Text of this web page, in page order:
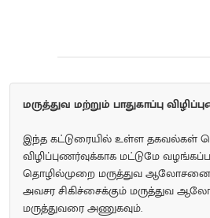
மருத்துவ மற்றும் பாதுகாப்பு
இந்த கட்டுரையில் உள்ள தகவல்கள்
விழிப்புணர்வுக்காக மட்டுமே
தொழில்முறை மருத்துவ
அவசர சிகிச்சைக்கும் மருத்துவ
மருத்துவரை அணுகவும்.